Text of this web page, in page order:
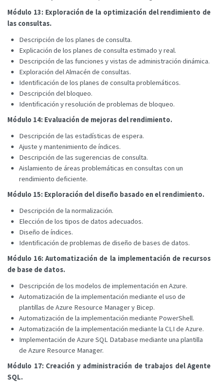
Módulo 13: Exploración de la optimización del rendimiento de
las consultas.
Descripción de los planes de consulta.
Explicación de los planes de consulta estimado y real.
Descripción de las funciones y vistas de administración dinámica.
Exploración del Almacén de consultas.
Identificación de los planes de consulta problemáticos.
Descripción del bloqueo.
Identificación y resolución de problemas de bloqueo.
Módulo 14: Evaluación de mejoras del rendimiento.
Descripción de las estadísticas de espera.
Ajuste y mantenimiento de índices.
Descripción de las sugerencias de consulta.
Aislamiento de áreas problemáticas en consultas con un
rendimiento deficiente.
Módulo 15: Exploración del diseño basado en el rendimiento.
Descripción de la normalización.
Elección de los tipos de datos adecuados.
Diseño de índices.
Identificación de problemas de diseño de bases de datos.
Módulo 16: Automatización de la implementación de recursos
de base de datos.
Descripción de los modelos de implementación en Azure.
Automatización de la implementación mediante el uso de
plantillas de Azure Resource Manager y Bicep.
Automatización de la implementación mediante PowerShell.
Automatización de la implementación mediante la CLI de Azure.
Implementación de Azure SQL Database mediante una plantilla
de Azure Resource Manager.
Módulo 17: Creación y administración de trabajos del Agente
SQL.